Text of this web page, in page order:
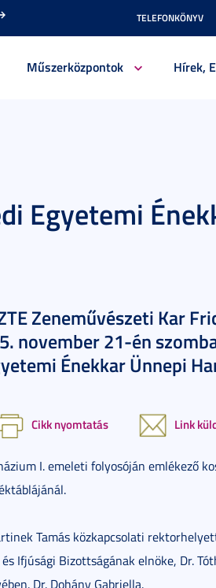
TELEFONKÖNYV
Műszerközpontok Hírek,
Egyetemi
Zeneművészeti Kar
november 21-én
Énekkar Ünnepi
Cikk nyomtatás Link
I. emeleti folyosóján emlékező
Tamás közkapcsolati
Ifjúsági Bizottságának elnöke, Dr.
Dr. Dohány Gabriella.